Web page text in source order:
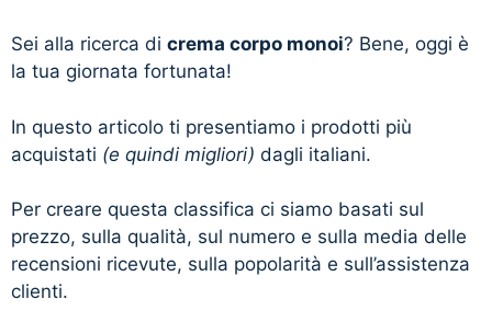
Sei alla ricerca di crema corpo monoi? Bene, oggi è
la tua giornata fortunata!
In questo articolo ti presentiamo i prodotti più
acquistati (e quindi migliori) dagli italiani.
Per creare questa classifica ci siamo basati sul
prezzo, sulla qualità, sul numero e sulla media delle
recensioni ricevute, sulla popolarità e sull’assistenza
clienti.